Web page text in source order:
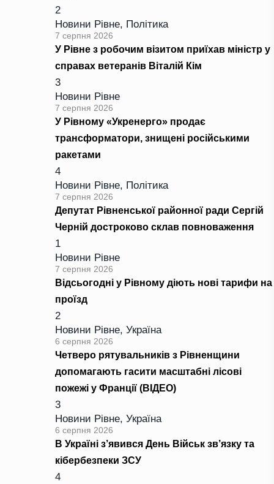
2
Новини Рівне, Політика
7 серпня 2026
У Рівне з робочим візитом приїхав міністр у
справах ветеранів Віталій Кім
3
Новини Рівне
7 серпня 2026
У Рівному «Укренерго» продає
трансформатори, знищені російськими
ракетами
4
Новини Рівне, Політика
7 серпня 2026
Депутат Рівненської районної ради Сергій
Черній достроково склав повноваження
1
Новини Рівне
7 серпня 2026
Відсьогодні у Рівному діють нові тарифи на
проїзд
2
Новини Рівне, Україна
6 серпня 2026
Четверо рятувальників з Рівненщини
допомагають гасити масштабні лісові
пожежі у Франції (ВІДЕО)
3
Новини Рівне, Україна
6 серпня 2026
В Україні з’явився День Військ зв’язку та
кібербезпеки ЗСУ
4